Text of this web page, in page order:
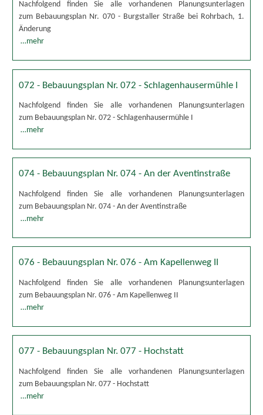
Nachfolgend finden Sie alle vorhandenen Planungsunterlagen
zum Bebauungsplan Nr. 070 - Burgstaller Straße bei Rohrbach, 1.
Änderung
…mehr
072 - Bebauungsplan Nr. 072 - Schlagenhausermühle I
Nachfolgend finden Sie alle vorhandenen Planungsunterlagen
zum Bebauungsplan Nr. 072 - Schlagenhausermühle I
…mehr
074 - Bebauungsplan Nr. 074 - An der Aventinstraße
Nachfolgend finden Sie alle vorhandenen Planungsunterlagen
zum Bebauungsplan Nr. 074 - An der Aventinstraße
…mehr
076 - Bebauungsplan Nr. 076 - Am Kapellenweg II
Nachfolgend finden Sie alle vorhandenen Planungsunterlagen
zum Bebauungsplan Nr. 076 - Am Kapellenweg II
…mehr
077 - Bebauungsplan Nr. 077 - Hochstatt
Nachfolgend finden Sie alle vorhandenen Planungsunterlagen
zum Bebauungsplan Nr. 077 - Hochstatt
…mehr